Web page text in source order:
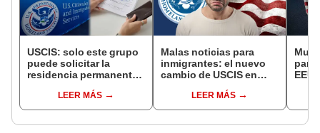
USCIS: solo este grupo
puede solicitar la
residencia permanente
Estados Unidos
LEER MÁS
Malas noticias para
inmigrantes: el nuevo
cambio de USCIS en
miles de solicitantes de
visa
LEER MÁS
Muy
para